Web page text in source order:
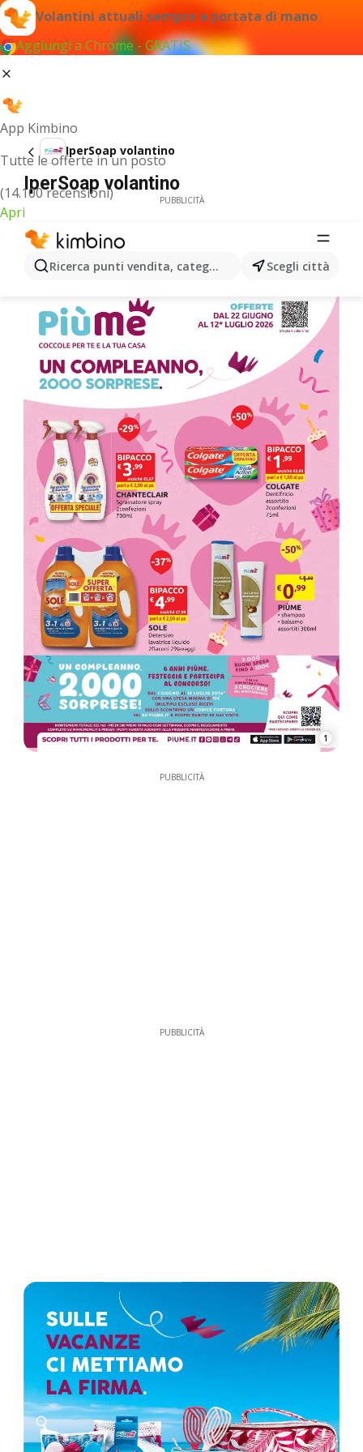
Volantini attuali sempre a portata di mano
Aggiungi a Chrome - GRATIS
App Kimbino
Tutte le offerte in un posto
(14.100 recensioni)
Apri
Ricerca punti vendita, categorie, prodotti...Scegli città
IperSoap volantino
IperSoap volantino
PUBBLICITÀ
1
PUBBLICITÀ
PUBBLICITÀ